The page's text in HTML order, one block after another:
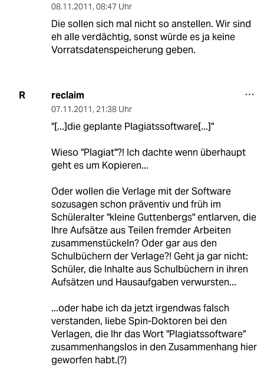
08.11.2011, 08:47 Uhr
Die sollen sich mal nicht so anstellen. Wir sind
eh alle verdächtig, sonst würde es ja keine
Vorratsdatenspeicherung geben.
R reclaim
07.11.2011, 21:38 Uhr
"[...]die geplante Plagiatssoftware[...]"
Wieso "Plagiat"?! Ich dachte wenn überhaupt
geht es um Kopieren...
Oder wollen die Verlage mit der Software
sozusagen schon präventiv und früh im
Schüleralter "kleine Guttenbergs" entlarven, die
Ihre Aufsätze aus Teilen fremder Arbeiten
zusammenstückeln? Oder gar aus den
Schulbüchern der Verlage?! Geht ja gar nicht:
Schüler, die Inhalte aus Schulbüchern in ihren
Aufsätzen und Hausaufgaben verwursten...
...oder habe ich da jetzt irgendwas falsch
verstanden, liebe Spin-Doktoren bei den
Verlagen, die Ihr das Wort "Plagiatssoftware"
zusammenhangslos in den Zusammenhang hier
geworfen habt.(?)